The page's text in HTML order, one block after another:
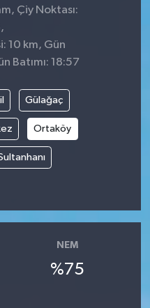
Çiy Noktası:
10 km, Gün
Batımı: 18:57
Gülağaç
Ortaköy
NEM
%75